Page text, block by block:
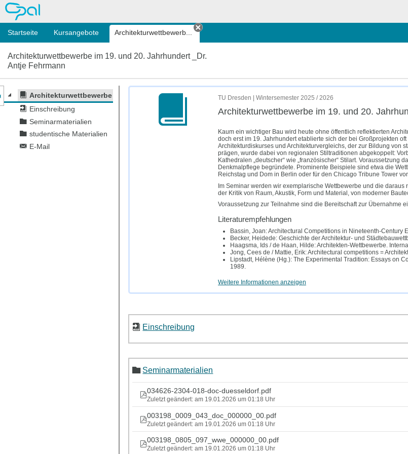
OPAL
Startseite Kursangebote Architektur­wettbewerb...
Tab schließen
Architektur­wettbewerbe im 19. und 20. Jahrhundert _Dr.
Antje Fehrmann
Architektur­wettbewerbe im 19. und 20. Jahrhundert _Dr. Antje Fehrmann
Einschreibung
Seminarmaterialien
studentische Materialien
E-Mail
des Kursmenüs
TU Dresden | Wintersemester 2025 / 2026
Architektur­wettbewerbe im 19. und 20.
Kaum ein wichtiger Bau wird heute ohne öffentlich reflektierten
doch erst im 19. Jahrhundert etablierte sich der bei Großprojekten
Architekturdiskurses und Architekturvergleichs, der zur Bildung von
prägen, wurde dabei von regionalen Stiltraditionen abgekoppelt:
Kathedralen „deutscher“ wie „französischer“ Stilart.
Denkmalpflege begründete. Prominente Beispiele sind etwa die
Reichstag und Dom in Berlin oder für den Chicago Tribune Tower
Im Seminar werden wir exemplarische Wettbewerbe und die
der Kritik von Raum, Akustik, Form und Material, von moderner
Voraussetzung zur Teilnahme sind die Bereitschaft zur Übernahme
Literaturempfehlungen
Bassin, Joan: Architectural Competitions in Nineteenth-Century
Becker, Heidede: Geschichte der Architektur- und
Haagsma, Ids / de Haan, Hilde: Architekten-Wettbewerbe.
Jong, Cees de / Mattie, Erik: Architectural competitions =
Lipstadt, Hélène (Hg.): The Experimental Tradition: Essays on
1989.
Weitere Informationen anzeigen
Einschreibung
Seminarmaterialien
034626-2304-018-doc-duesseldorf.pdf
Zuletzt geändert: am 19.01.2026 um 01:18 Uhr
003198_0009_043_doc_000000_00.pdf
Zuletzt geändert: am 19.01.2026 um 01:18 Uhr
003198_0805_097_wwe_000000_00.pdf
Zuletzt geändert: am 19.01.2026 um 01:18 Uhr